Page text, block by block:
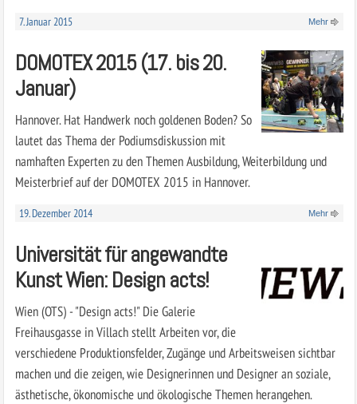
7. Januar 2015 Mehr
DOMOTEX 2015 (17. bis 20.
Januar)
Hannover. Hat Handwerk noch goldenen Boden? So
lautet das Thema der Podiumsdiskussion mit
namhaften Experten zu den Themen Ausbildung, Weiterbildung und
Meisterbrief auf der DOMOTEX 2015 in Hannover.
19. Dezember 2014 Mehr
Universität für angewandte
Kunst Wien: Design acts!
Wien (OTS) - "Design acts!" Die Galerie
Freihausgasse in Villach stellt Arbeiten vor, die
verschiedene Produktionsfelder, Zugänge und Arbeitsweisen sichtbar
machen und die zeigen, wie Designerinnen und Designer an soziale,
ästhetische, ökonomische und ökologische Themen herangehen.